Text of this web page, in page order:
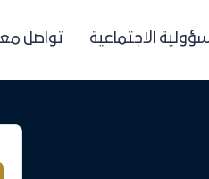
الاجتماعية تواصل